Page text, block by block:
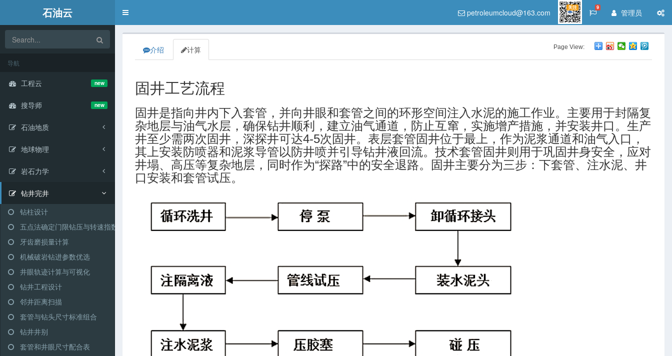
石油云
Toggle
petroleumcloud@163.com
关注 9
管理员
导航
工程云 new
搜导师 new
石油地质
地球物理
岩石力学
钻井完井
钻柱设计
五点法确定门限钻压与转速指数
牙齿磨损量计算
机械破岩钻进参数优选
井眼轨迹计算与可视化
钻井工程设计
邻井距离扫描
套管与钻头尺寸标准组合
钻井井别
套管和井眼尺寸配合表
介绍 计算 Page View:
固井工艺流程
固井是指向井内下入套管，并向井眼和套管之间的环形空间注入水泥的施工作业。主要用于封隔复
杂地层与油气水层，确保钻井顺利，建立油气通道，防止互窜，实施增产措施，并安装井口。生产
井至少需两次固井，深探井可达4-5次固井。表层套管固井位于最上，作为泥浆通道和油气入口，
其上安装防喷器和泥浆导管以防井喷并引导钻井液回流。技术套管固井则用于巩固井身安全，应对
井塌、高压等复杂地层，同时作为“探路”中的安全退路。固井主要分为三步：下套管、注水泥、井
口安装和套管试压。